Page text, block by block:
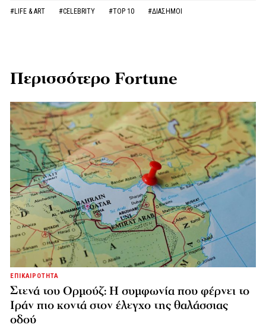
#LIFE & ART #CELEBRITY #TOP 10 #ΔΙΑΣΗΜΟΙ
Περισσότερο Fortune
ΕΠΙΚΑΙΡΟΤΗΤΑ
Στενά του Ορμούζ: Η συμφωνία που φέρνει το
Ιράν πιο κοντά στον έλεγχο της θαλάσσιας
οδού